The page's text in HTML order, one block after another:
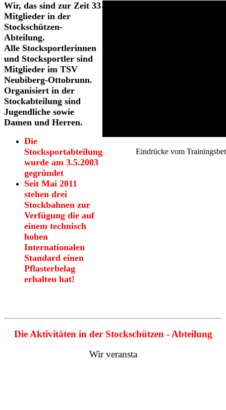
Wir, das sind zur Zeit 33
Mitglieder in der
Stockschützen-
Abteilung.
Alle Stocksportlerinnen
und Stocksportler sind
Mitglieder im TSV
Neubiberg-Ottobrunn.
Organisiert in der
Stockabteilung sind
Jugendliche sowie
Damen und Herren.
Die
Stocksportabteilung
wurde am 3.5.2003
gegründet
Seit Mai 2011
stehen drei
Stockbahnen zur
Verfügung die auf
einem technisch
hohen
Internationalen
Standard einen
Pflasterbelag
erhalten hat!
Eindrücke vom
Die Aktivitäten in der Stockschützen - Abteilung
Wir veransta